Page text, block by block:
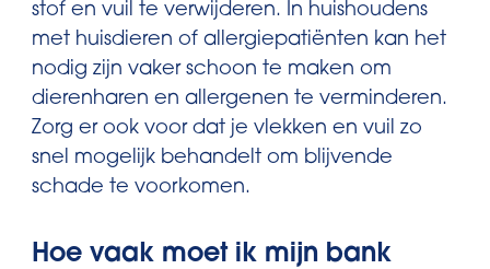
stof en vuil te verwijderen. In huishoudens
met huisdieren of allergiepatiënten kan het
nodig zijn vaker schoon te maken om
dierenharen en allergenen te verminderen.
Zorg er ook voor dat je vlekken en vuil zo
snel mogelijk behandelt om blijvende
schade te voorkomen.
Hoe vaak moet ik mijn bank